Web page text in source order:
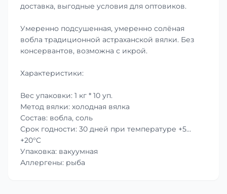
доставка, выгодные условия для оптовиков.
Умеренно подсушенная, умеренно солёная
вобла традиционной астраханской вялки. Без
консервантов, возможна с икрой.
Характеристики:
Вес упаковки: 1 кг * 10 уп.
Метод вялки: холодная вялка
Состав: вобла, соль
Срок годности: 30 дней при температуре +5…
+20°C
Упаковка: вакуумная
Аллергены: рыба